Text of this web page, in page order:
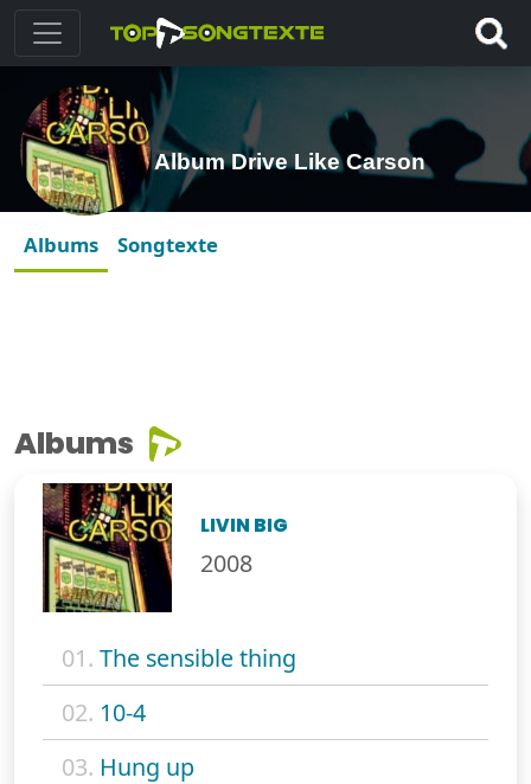
Album Drive Like Carson
Albums Songtexte
Albums
LIVIN BIG
2008
01. The sensible thing
02. 10-4
03. Hung up